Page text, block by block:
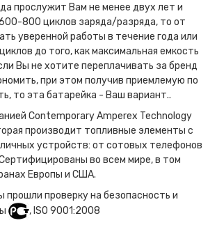
прослужит Вам не менее двух лет и
800 циклов заряда/разряда, то от
уверенной работы в течение года или
до того, как максимальная емкость
Вы не хотите переплачивать за бренд
при этом получив приемлемую по
то эта батарейка - Ваш вариант..
Contemporary Amperex Technology
производит топливные элементы с
устройств: от сотовых телефонов
во всем мире, в том
Европы и США.
прошли проверку на безопасность и
, ISO 9001:2008